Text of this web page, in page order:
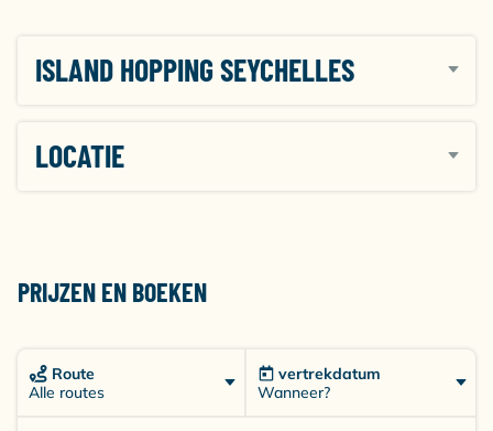
ISLAND HOPPING SEYCHELLES
LOCATIE
PRIJZEN EN BOEKEN
Route
Alle routes
vertrekdatum
Wanneer?